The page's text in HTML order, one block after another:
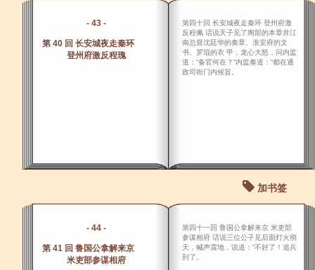
- 43 -
第 40 回 长安城夜走秦环
登州府激反程瑰
第四十回 长安城夜走秦环 登州府激
反程佩 话说天子见了阁部的本章并江
南总督沈廷华的奏章、淮安府的文
书、罗琨的衣 甲，龙心大怒，问内监
道：“备官何在？”内监奏道：“都在通
政司衙门内候旨。
加书签
- 44 -
第 41 回 鲁国公拿解来京
米吏部参谋相府
第四十一回 鲁国公拿解来京 米吏部
参谋相府 话说三位公子见后面灯火彻
天，喊声震地，说道：“不好了！追兵
到了。